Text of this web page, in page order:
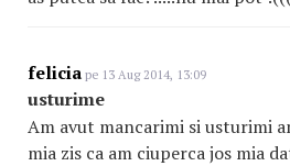
felicia pe 13 Aug 2014, 13:09
usturime
Am avut mancarimi si usturimi
mia zis ca am ciuperca jos mia